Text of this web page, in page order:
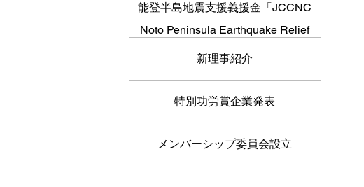
能登半島地震支援義援金「JCCNC
Noto Peninsula Earthquake Relief
Fund」のお礼
新理事紹介
特別功労賞企業発表
メンバーシップ委員会設立